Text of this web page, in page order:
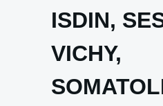
ISDIN,
VICHY,